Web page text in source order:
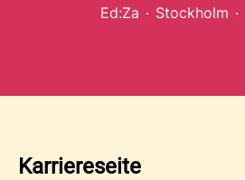
Ed:Za · Stockholm ·
Karriereseite